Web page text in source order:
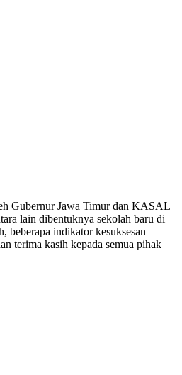
Gubernur Jawa Timur dan KASAL
lain dibentuknya sekolah baru di
beberapa indikator kesuksesan
terima kasih kepada semua pihak